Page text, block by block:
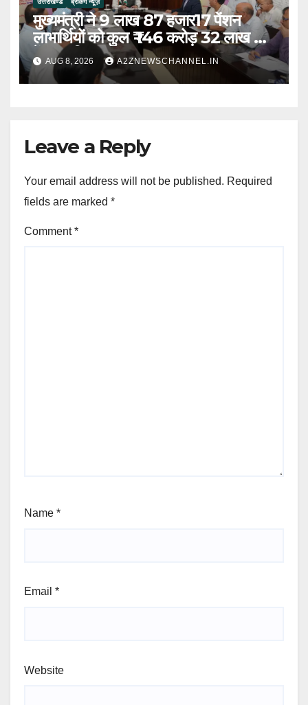
मुख्यमंत्री ने 9 लाख 87 हजार17 पेंशन
लाभार्थियों को कुल ₹ 146 करोड़ 32 लाख की
पेंशन राशि का किया भुगतान
AUG 8, 2026 A2ZNEWSCHANNEL.IN
Leave a Reply
Your email address will not be published. Required
fields are marked *
Comment*
Name *
Email *
Website